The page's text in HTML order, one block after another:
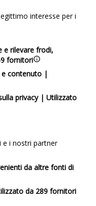
interesse per i
e rilevare frodi,
fornitori
e contenuto |
privacy | Utilizzato
e i nostri partner
da altre fonti di
da 289 fornitori